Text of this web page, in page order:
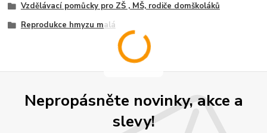
Vzdělávací pomůcky pro ZŠ , MŠ, rodiče domškoláků
Reprodukce hmyzu malá
Nepropásněte novinky, akce a
slevy!